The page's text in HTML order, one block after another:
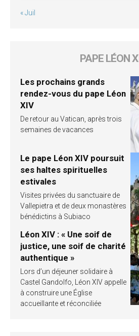
« Juil
PAPE LÉON
Les prochains grands
rendez-vous du pape Léon
XIV
De retour au Vatican, après trois
semaines de vacances
Le pape Léon XIV poursuit
ses haltes spirituelles
estivales
Visites privées du sanctuaire de
Vallepietra et de deux monastères
bénédictins à Subiaco
Léon XIV : « Une soif de
justice, une soif de charité
authentique »
Lors d’un déjeuner solidaire à
Castel Gandolfo, Léon XIV appelle
à construire une Église
accueillante et réconciliée